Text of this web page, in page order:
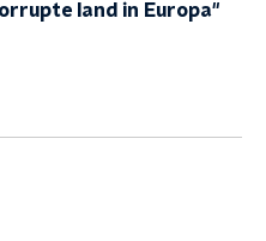
land in Europa"